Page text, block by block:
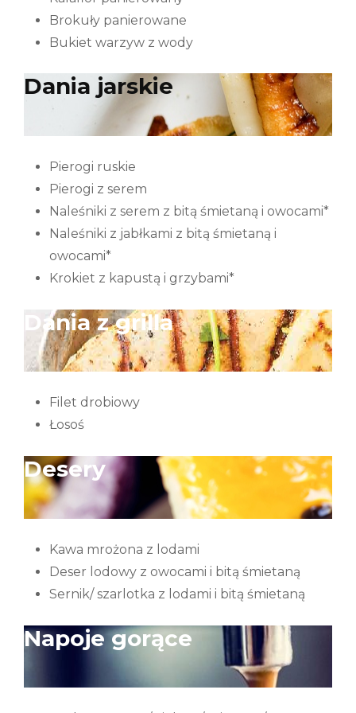
Brokuły panierowane
Bukiet warzyw z wody
Dania jarskie
Pierogi ruskie
Pierogi z serem
Naleśniki z serem z bitą śmietaną i owocami*
Naleśniki z jabłkami z bitą śmietaną i
owocami*
Krokiet z kapustą i grzybami*
Dania z grilla
Filet drobiowy
Łosoś
Desery
Kawa mrożona z lodami
Deser lodowy z owocami i bitą śmietaną
Sernik/ szarlotka z lodami i bitą śmietaną
Napoje gorące